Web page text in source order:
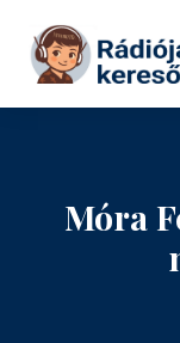
Tovább a
Móra